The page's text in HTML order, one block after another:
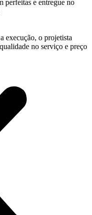
perfeitas e entregue no
execução, o projetista
no serviço e preço